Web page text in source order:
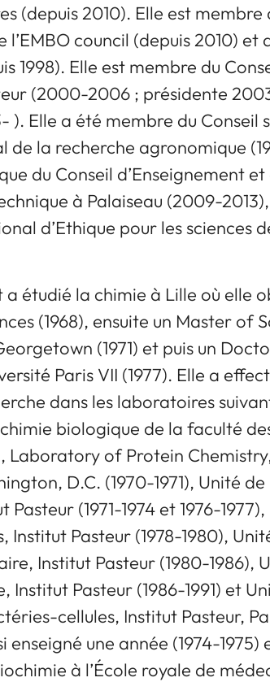
(depuis 2010). Elle est membre
l’EMBO council (depuis 2010) et
1998). Elle est membre du
(2000-2006 ; présidente
). Elle a été membre du Conseil
de la recherche agronomique
du Conseil d’Enseignement
à Palaiseau (2009-
d’Ethique pour les sciences
a étudié la chimie à Lille où elle
(1968), ensuite un Master of
(1971) et puis un
Paris VII (1977). Elle a
dans les laboratoires
biologique de la faculté
Laboratory of Protein
D.C. (1970-1971), Unité
(1971-1974 et 1976-
Institut Pasteur (1978-1980),
Institut Pasteur (1980-1986),
Institut Pasteur (1986-1991) et
cellules, Institut Pasteur,
enseigné une année (1974-
à l’École royale de